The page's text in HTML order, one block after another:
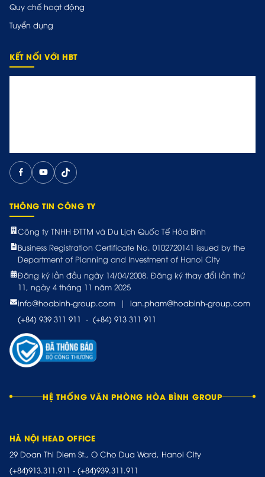
Quy chế hoạt động
Tuyển dụng
KẾT NỐI VỚI HBT
THÔNG TIN CÔNG TY
Công ty TNHH ĐTTM và Du Lịch Quốc Tế Hòa Bình
Business Registration Certificate No. 0102720141 issued by the
Department of Planning and Investment of Hanoi City
Đăng ký lần đầu ngày 14/04/2008. Đăng ký thay đổi lần thứ
11, ngày 4 tháng 11 năm 2025
info@hoabinh-group.com
|
lan.pham@hoabinh-group.com
(+84) 939 311 911 - (+84) 913 311 911
HỆ THỐNG VĂN PHÒNG HÒA BÌNH GROUP
HÀ NỘI HEAD OFFICE
29 Doan Thi Diem St., O Cho Dua Ward, Hanoi City
(+84)913.311.911 - (+84)939.311.911